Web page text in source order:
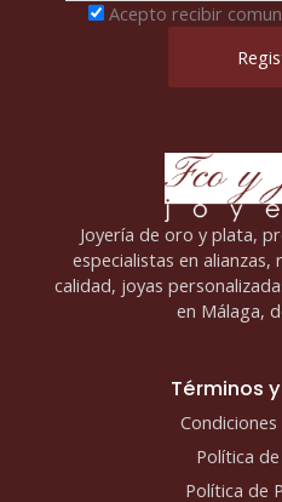
Acepto recibir
Joyería de oro y plata,
especialistas en
calidad, joyas
en Málaga,
Términos
Condiciones
Política
Política de